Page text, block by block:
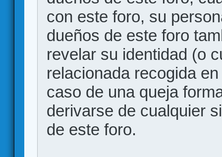
con este foro, su
dueños de este foro
revelar su identidad (o
relacionada recogida
caso de una queja
derivarse de cualquier
de este foro.